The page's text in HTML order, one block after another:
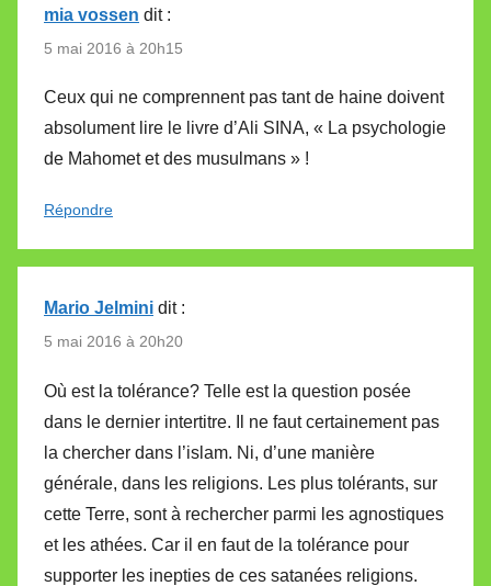
mia vossen dit :
5 mai 2016 à 20h15
Ceux qui ne comprennent pas tant de haine doivent
absolument lire le livre d’Ali SINA, « La psychologie
de Mahomet et des musulmans » !
Répondre
Mario Jelmini dit :
5 mai 2016 à 20h20
Où est la tolérance? Telle est la question posée
dans le dernier intertitre. Il ne faut certainement pas
la chercher dans l’islam. Ni, d’une manière
générale, dans les religions. Les plus tolérants, sur
cette Terre, sont à rechercher parmi les agnostiques
et les athées. Car il en faut de la tolérance pour
supporter les inepties de ces satanées religions.